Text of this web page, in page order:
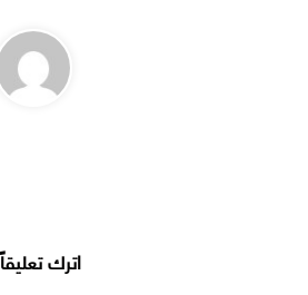
اترك تعليقاً